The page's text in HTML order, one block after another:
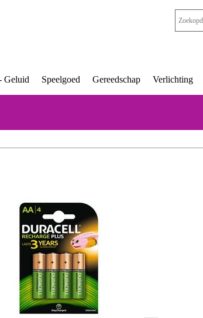
Geluid Speelgoed Gereedschap Verlichting